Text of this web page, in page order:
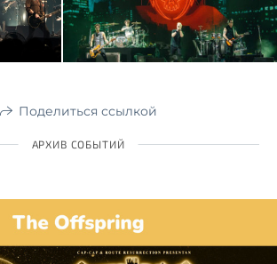
Поделиться ссылкой
АРХИВ СОБЫТИЙ